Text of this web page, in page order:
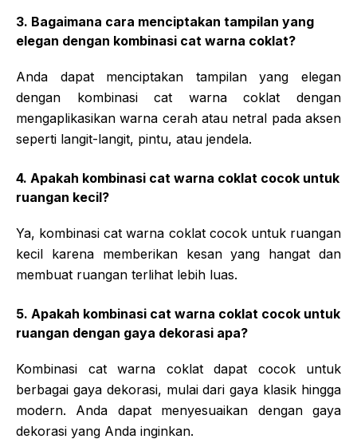
3. Bagaimana cara menciptakan tampilan yang
elegan dengan kombinasi cat warna coklat?
Anda dapat menciptakan tampilan yang elegan
dengan kombinasi cat warna coklat dengan
mengaplikasikan warna cerah atau netral pada aksen
seperti langit-langit, pintu, atau jendela.
4. Apakah kombinasi cat warna coklat cocok untuk
ruangan kecil?
Ya, kombinasi cat warna coklat cocok untuk ruangan
kecil karena memberikan kesan yang hangat dan
membuat ruangan terlihat lebih luas.
5. Apakah kombinasi cat warna coklat cocok untuk
ruangan dengan gaya dekorasi apa?
Kombinasi cat warna coklat dapat cocok untuk
berbagai gaya dekorasi, mulai dari gaya klasik hingga
modern. Anda dapat menyesuaikan dengan gaya
dekorasi yang Anda inginkan.